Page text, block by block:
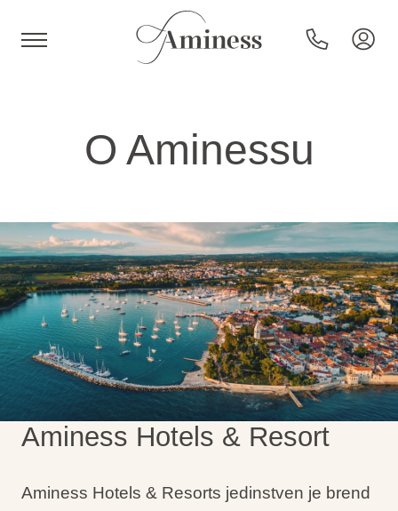
Kampovi
Posebne ponude
Destinacije
Interesi
O Aminessu
Aminess Hotels & Resort
Aminess Hotels & Resorts jedinstven je brend